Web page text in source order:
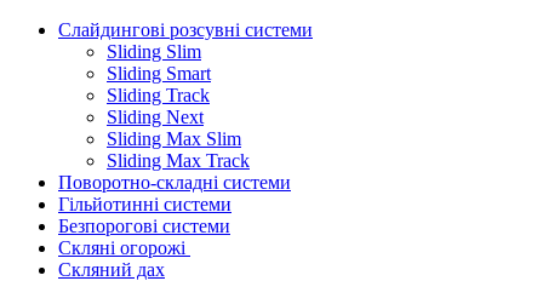
Слайдингові розсувні системи
Sliding Slim
Sliding Smart
Sliding Track
Sliding Next
Sliding Max Slim
Sliding Max Track
Поворотно-складні системи
Гільйотинні системи
Безпорогові системи
Скляні огорожі
Скляний дах